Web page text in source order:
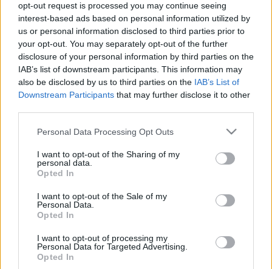
opt-out request is processed you may continue seeing
interest-based ads based on personal information utilized by
us or personal information disclosed to third parties prior to
your opt-out. You may separately opt-out of the further
disclosure of your personal information by third parties on the
IAB’s list of downstream participants. This information may
also be disclosed by us to third parties on the IAB’s List of
Downstream Participants that may further disclose it to other
Please note that this website/app uses one or more Google
not limited to your visit or usage behaviour. You may click to
grant or deny consent to Google and its third-party tags to
use your data for below specified purposes in below Google
consent section.
Personal Data Processing Opt Outs
I want to opt-out of the Sharing of my
personal data.
Opted In
I want to opt-out of the Sale of my
Personal Data.
Opted In
I want to opt-out of processing my
Personal Data for Targeted Advertising.
Opted In
Országos hírek
Kecskeméten is szakirányú
továbbképzésekkel erősít a Gál Ferenc
Egyetem
Országos hírek szúnyogirtás szúnyog
Országos hírek
Túlfogyasztás napja - július 30-ra
felhasználta az emberiség a Föld egész